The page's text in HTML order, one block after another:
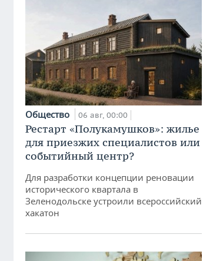
Общество 06 авг, 00:00
Рестарт «Полукамушков»: жилье
для приезжих специалистов или
событийный центр?
Для разработки концепции реновации
исторического квартала в
Зеленодольске устроили всероссийский
хакатон